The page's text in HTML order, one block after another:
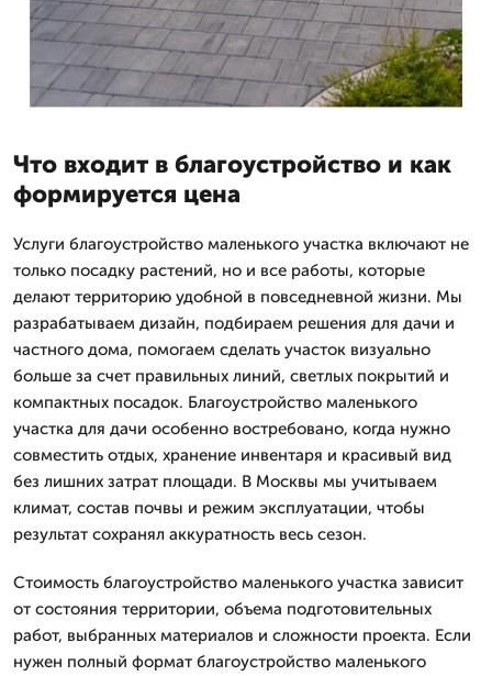
Что входит в благоустройство и как
формируется цена
Услуги благоустройство маленького участка включают не
только посадку растений, но и все работы, которые
делают территорию удобной в повседневной жизни. Мы
разрабатываем дизайн, подбираем решения для дачи и
частного дома, помогаем сделать участок визуально
больше за счет правильных линий, светлых покрытий и
компактных посадок. Благоустройство маленького
участка для дачи особенно востребовано, когда нужно
совместить отдых, хранение инвентаря и красивый вид
без лишних затрат площади. В Москвы мы учитываем
климат, состав почвы и режим эксплуатации, чтобы
результат сохранял аккуратность весь сезон.
Стоимость благоустройство маленького участка зависит
от состояния территории, объема подготовительных
работ, выбранных материалов и сложности проекта. Если
нужен полный формат благоустройство маленького